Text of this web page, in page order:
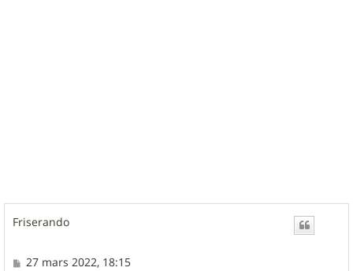
Friserando
M
27 mars 2022, 18:15